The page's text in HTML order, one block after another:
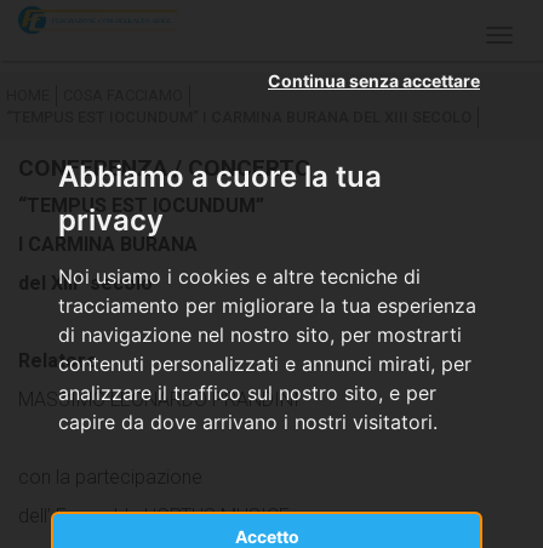
Abbiamo a cuore la tua
privacy
Noi usiamo i cookies e altre tecniche di
tracciamento per migliorare la tua esperienza
di navigazione nel nostro sito, per mostrarti
contenuti personalizzati e annunci mirati, per
analizzare il traffico sul nostro sito, e per
capire da dove arrivano i nostri visitatori.
Accetto
Continua senza accettare
CONFERENZA / CONCERTO
“TEMPUS EST IOCUNDUM”
I CARMINA BURANA
del XIII° secolo
Relatore
MASSIMO LEONARDO PRANDINI
dell’ Ensemble HORTUS MUSICE